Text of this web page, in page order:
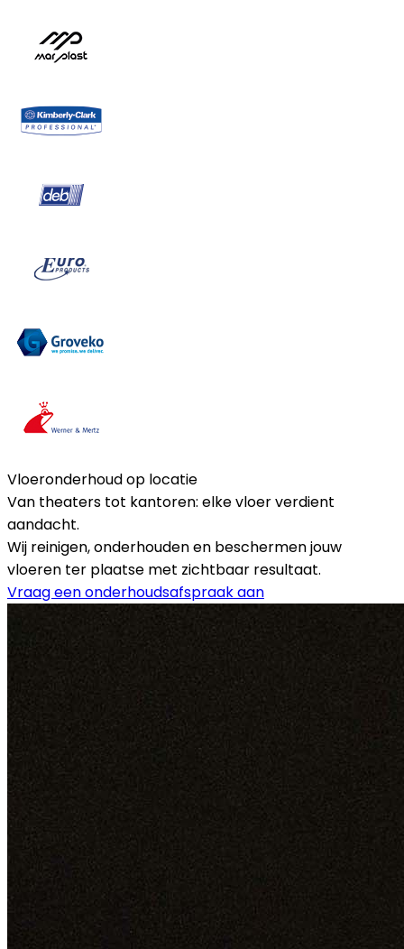
Vloeronderhoud op locatie
Van theaters tot kantoren: elke vloer verdient
aandacht.
Wij reinigen, onderhouden en beschermen jouw
vloeren ter plaatse met zichtbaar resultaat.
Vraag een onderhoudsafspraak aan